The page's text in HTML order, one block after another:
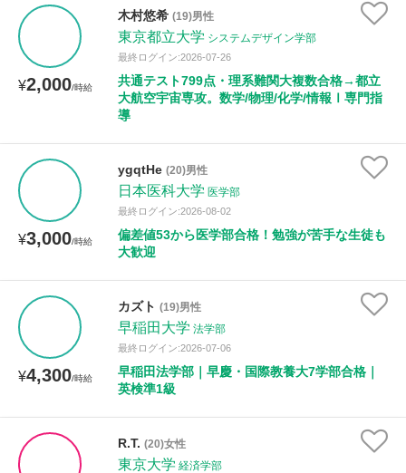
¥2,000/時給
木村悠希 (19)男性
東京都立大学 システムデザイン学部
最終ログイン:2026-07-26
共通テスト799点・理系難関大複数合格→都立
大航空宇宙専攻。数学/物理/化学/情報Ⅰ専門指
導
¥3,000/時給
ygqtHe (20)男性
日本医科大学 医学部
最終ログイン:2026-08-02
偏差値53から医学部合格！勉強が苦手な生徒も
大歓迎
¥4,300/時給
カズト (19)男性
早稲田大学 法学部
最終ログイン:2026-07-06
早稲田法学部｜早慶・国際教養大7学部合格｜
英検準1級
R.T. (20)女性
東京大学 経済学部